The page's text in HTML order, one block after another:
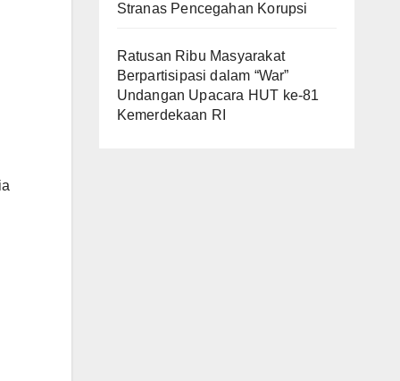
Stranas Pencegahan Korupsi
Ratusan Ribu Masyarakat
Berpartisipasi dalam “War”
Undangan Upacara HUT ke-81
Kemerdekaan RI